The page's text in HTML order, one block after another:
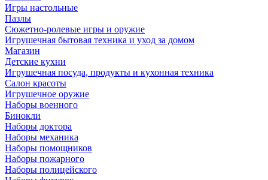
Игры настольные
Пазлы
Сюжетно-ролевые игры и оружие
Игрушечная бытовая техника и уход за домом
Магазин
Детские кухни
Игрушечная посуда, продукты и кухонная техника
Салон красоты
Игрушечное оружие
Наборы военного
Бинокли
Наборы доктора
Наборы механика
Наборы помощников
Наборы пожарного
Наборы полицейского